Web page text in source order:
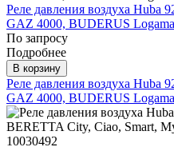
Реле давления воздуха Huba
GAZ 4000, BUDERUS
По запросу
Подробнее
В корзину
Реле давления воздуха Huba
GAZ 4000, BUDERUS